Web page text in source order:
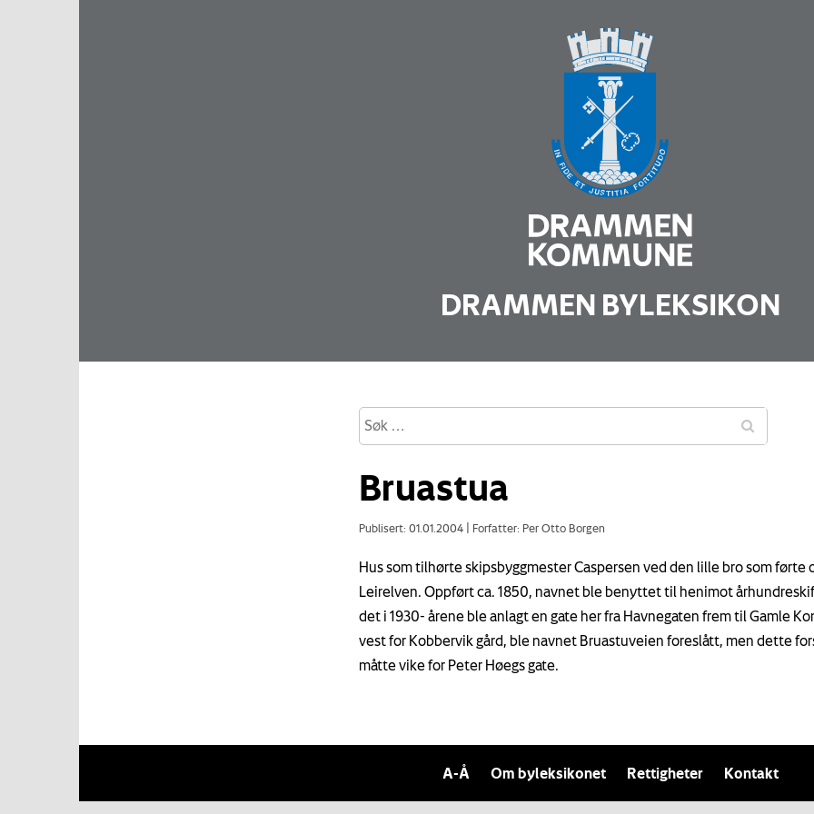
DRAMMEN BYLEKSIKON
Bruastua
Publisert: 01.01.2004 Forfatter: Per Otto Borgen
Hus som tilhørte skipsbyggmester Caspersen ved den lille bro som førte
Leirelven. Oppført ca. 1850, navnet ble benyttet til henimot
det i 1930- årene ble anlagt en gate her fra Havnegaten frem til Gamle
vest for Kobbervik gård, ble navnet Bruastuveien foreslått, men dette
måtte vike for Peter Høegs gate.
A-Å Om byleksikonet Rettigheter Kontakt